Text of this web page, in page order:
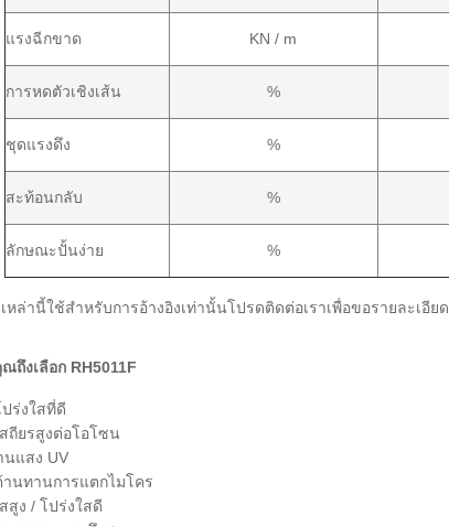
แรงฉีกขาด KN / m
การหดตัวเชิงเส้น %
ชุดแรงดึง %
สะท้อนกลับ %
ลักษณะปั้นง่าย %
หล่านี้ใช้สำหรับการอ้างอิงเท่านั้นโปรดติดต่อเราเพื่อขอรายละเอียด
ถึงเลือก RH5011F
ร่งใสที่ดี
ถียรสูงต่อโอโซน
แสง UV
นทานการแตกไมโคร
สูง / โปร่งใสดี